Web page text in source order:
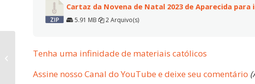
Cartaz da Novena de Natal 2023 de Aparecida para
5.91 MB 2 Arquivo(s)
Tenha uma infinidade de materiais católicos
Assine nosso Canal do YouTube e deixe seu comentário
Natal 2023 do
Aparecida